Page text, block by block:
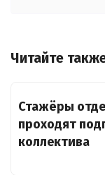
Читайте
Стажёры
проходят
коллектива